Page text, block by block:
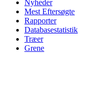
Nyheder
Mest Eftersøgte
Rapporter
Databasestatistik
Træer
Grene